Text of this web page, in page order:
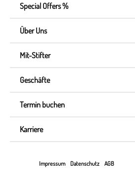
Special Offers %
Über Uns
Mit-Stifter
Geschäfte
Termin buchen
Karriere
Impressum Datenschutz AGB